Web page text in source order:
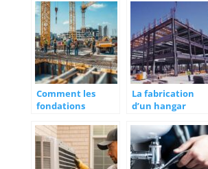
roulants a
decouvrir
vos combles
perdus : Guide
pratique pour
amenager une
charpente
fermette
Comment les
fondations
garantissent la
stabilite des ponts
La fabrication
d’un hangar
solutions
modulables et
personnalisables